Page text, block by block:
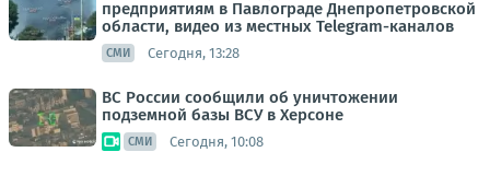
предприятиям в Павлограде Днепропетровской
области, видео из местных Telegram-каналов
СМИ Сегодня, 13:28
ВС России сообщили об уничтожении
подземной базы ВСУ в Херсоне
СМИ Сегодня, 10:08